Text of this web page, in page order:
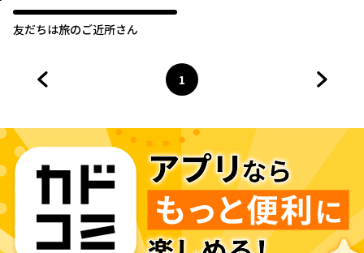
友だちは旅のご近所さん
ページ
1
へ